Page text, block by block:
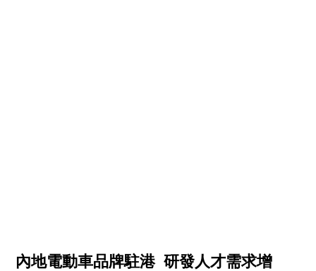
內地電動車品牌駐港 研發人才需求增